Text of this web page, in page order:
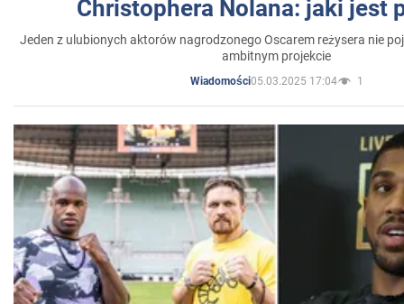
Christophera Nolana: jaki jest
Jeden z ulubionych aktorów nagrodzonego Oscarem reżysera nie
ambitnym projekcie
Wiadomości05.03.2025 17:04 1